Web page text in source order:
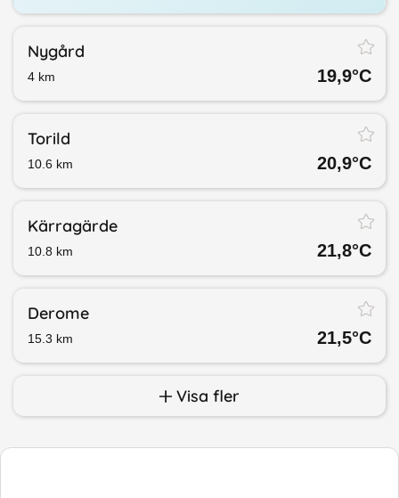
Nygård
4 km 19,9°C
Torild
10.6 km 20,9°C
Kärragärde
10.8 km 21,8°C
Derome
15.3 km 21,5°C
Visa fler